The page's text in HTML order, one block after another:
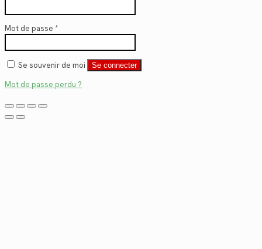
Mot de passe *
Se souvenir de moi Se connecter
Mot de passe perdu ?